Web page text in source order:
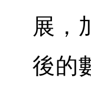
展，
後的